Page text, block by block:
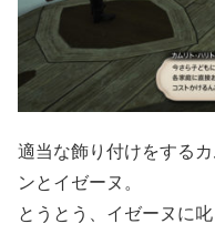
適当な飾り付けをする
ンとイゼーヌ。
とうとう、イゼーヌに